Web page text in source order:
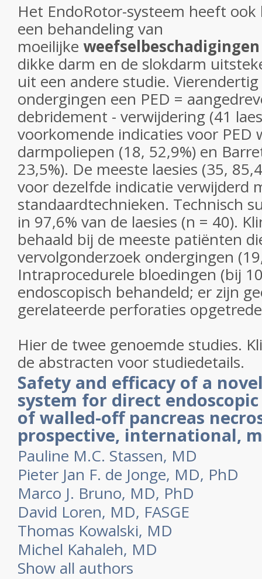
Het EndoRotor-systeem heeft
een behandeling van
moeilijke weefselbeschadigingen
dikke darm en de slokdarm
uit een andere studie.
ondergingen een PED =
debridement - verwijdering (41
voorkomende indicaties voor PED
darmpoliepen (18, 52,9%) en
23,5%). De meeste laesies (35,
voor dezelfde indicatie verwijderd
standaardtechnieken. Technisch
in 97,6% van de laesies (n = 40).
behaald bij de meeste patiënten
vervolgonderzoek ondergingen
Intraprocedurele bloedingen (bij
endoscopisch behandeld; er zijn
gerelateerde perforaties
Hier de twee genoemde studies.
de abstracten voor studiedetails.
Safety and efficacy of a
system for direct
of walled-off pancreas
prospective, international,
Pauline M.C. Stassen, MD
Pieter Jan F. de Jonge, MD, PhD
Marco J. Bruno, MD, PhD
David Loren, MD, FASGE
Thomas Kowalski, MD
Michel Kahaleh, MD
Show all authors